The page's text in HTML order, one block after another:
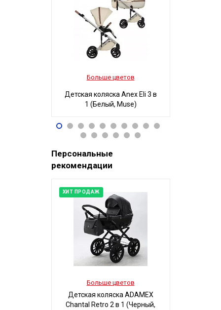
Больше цветов
Детская коляска Anex Eli 3 в
1 (Белый, Muse)
96 490Р
Персональные
рекомендации
ХИТ ПРОДАЖ
Больше цветов
Детская коляска ADAMEX
Chantal Retro 2 в 1 (Черный,